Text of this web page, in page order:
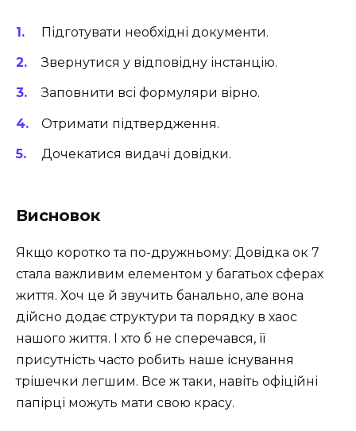
Підготувати необхідні документи.
Звернутися у відповідну інстанцію.
Заповнити всі формуляри вірно.
Отримати підтвердження.
Дочекатися видачі довідки.
Висновок
Якщо коротко та по-дружньому: Довідка ок 7
стала важливим елементом у багатьох сферах
життя. Хоч це й звучить банально, але вона
дійсно додає структури та порядку в хаос
нашого життя. І хто б не сперечався, її
присутність часто робить наше існування
трішечки легшим. Все ж таки, навіть офіційні
папірці можуть мати свою красу.